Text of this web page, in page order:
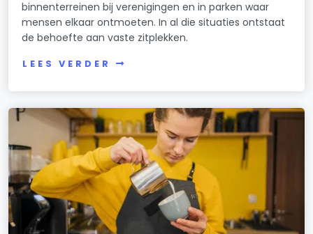
binnenterreinen bij verenigingen en in parken waar
mensen elkaar ontmoeten. In al die situaties ontstaat
de behoefte aan vaste zitplekken.
LEES VERDER